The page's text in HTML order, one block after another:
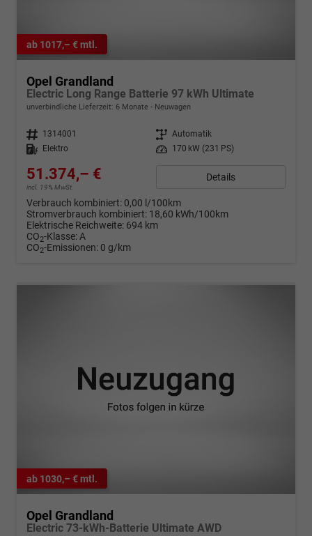
ab 1017,– € mtl.
Opel Grandland
Electric Long Range Batterie 97 kWh Ultimate
unverbindliche Lieferzeit: 6 Monate Neuwagen
Fahrzeugnr. 1314001 Getriebe Automatik
Kraftstoff
Elektro Leistung 170 kW (231 PS)
51.374,– €
incl. 19% MwSt.
Details
Verbrauch kombiniert: 0,00 l/100km
Stromverbrauch kombiniert: 18,60 kWh/100km
Elektrische Reichweite: 694 km
CO2-Klasse:A
CO2-Emissionen: 0 g/km
ab 1030,– € mtl.
Opel Grandland
Electric 73-kWh-Batterie Ultimate AWD